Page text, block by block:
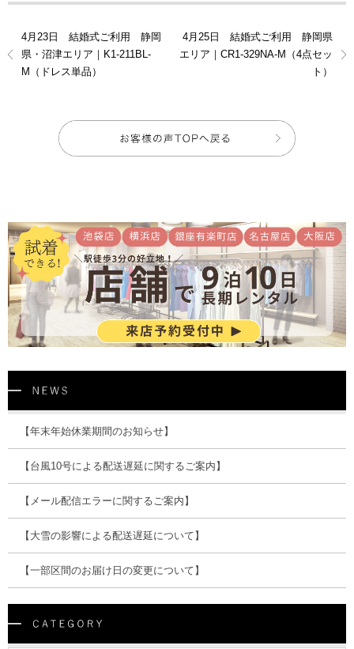
4月23日 結婚式ご利用 静岡
県・沼津エリア｜K1-211BL-
M（ドレス単品）
4月25日 結婚式ご利用 静岡県
エリア｜CR1-329NA-M（4点セッ
ト）
【年末年始休業期間のお知らせ】
【台風10号による配送遅延に関するご案内】
【メール配信エラーに関するご案内】
【大雪の影響による配送遅延について】
【一部区間のお届け日の変更について】